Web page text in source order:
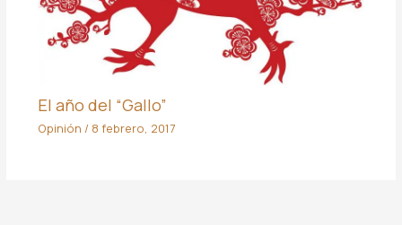
El año del “Gallo”
Opinión / 8 febrero, 2017